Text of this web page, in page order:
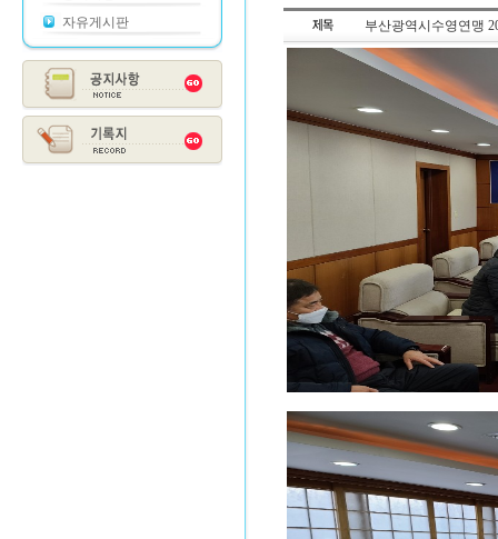
자유게시판
부산광역시수영연맹